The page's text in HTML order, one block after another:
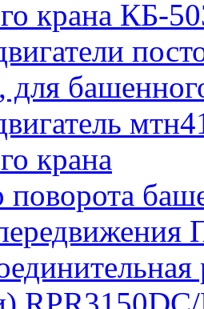
крана КБ-
крана
поворота